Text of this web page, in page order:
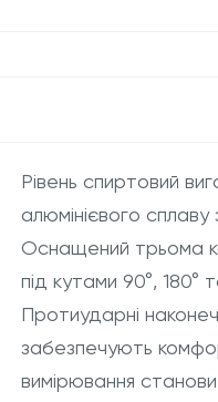
Рівень спиртовий
алюмінієвого
Оснащений трьома
під кутами 90°,
Протиударні
забезпечують
вимірювання